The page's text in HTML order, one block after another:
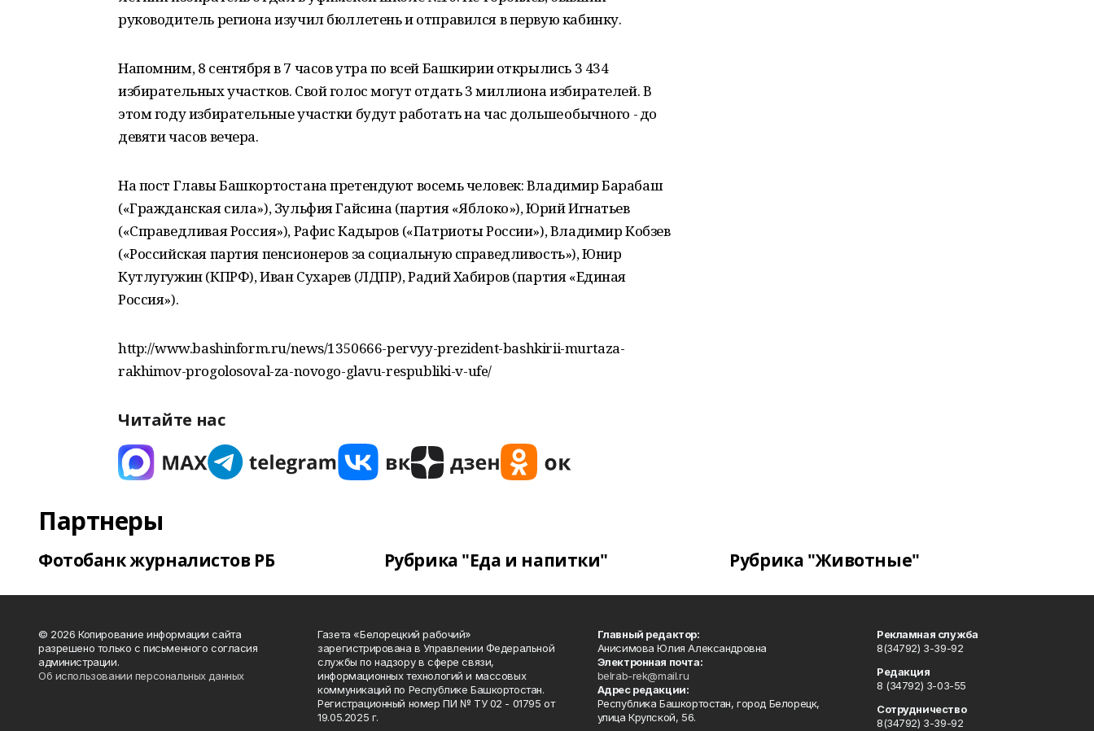
руководитель региона изучил бюллетень и отправился в первую кабинку.
Напомним, 8 сентября в 7 часов утра по всей Башкирии открылись 3 434
избирательных участков. Свой голос могут отдать 3 миллиона избирателей. В
этом году избирательные участки будут работать на час дольше обычного - до
девяти часов вечера.
На пост Главы Башкортостана претендуют восемь человек: Владимир Барабаш
(«Гражданская сила»), Зульфия Гайсина (партия «Яблоко»), Юрий Игнатьев
(«Справедливая Россия»), Рафис Кадыров («Патриоты России»), Владимир Кобзев
(«Российская партия пенсионеров за социальную справедливость»), Юнир
Кутлугужин (КПРФ), Иван Сухарев (ЛДПР), Радий Хабиров (партия «Единая
Россия»).
http://www.bashinform.ru/news/1350666-pervyy-prezident-bashkirii-murtaza-
rakhimov-progolosoval-za-novogo-glavu-respubliki-v-ufe/
Читайте нас
Партнеры
Фотобанк журналистов РБ Рубрика "Еда и напитки" Рубрика "Животные"
© 2026 Копирование информации сайта
разрешено только с письменного согласия
администрации.
Об использовании персональных данных
Газета «Белорецкий рабочий»
зарегистрирована в Управлении Федеральной
службы по надзору в сфере связи,
информационных технологий и массовых
коммуникаций по Республике Башкортостан.
Регистрационный номер ПИ № ТУ 02 - 01795 от
19.05.2025 г.
Главный редактор:
Анисимова Юлия Александровна
Электронная почта:
belrab-rek@mail.ru
Адрес редакции:
Республика Башкортостан, город Белорецк,
улица Крупской, 56.
Рекламная служба
8(34792) 3-39-92
Редакция
8 (34792) 3-03-55
Сотрудничество
8(34792) 3-39-92